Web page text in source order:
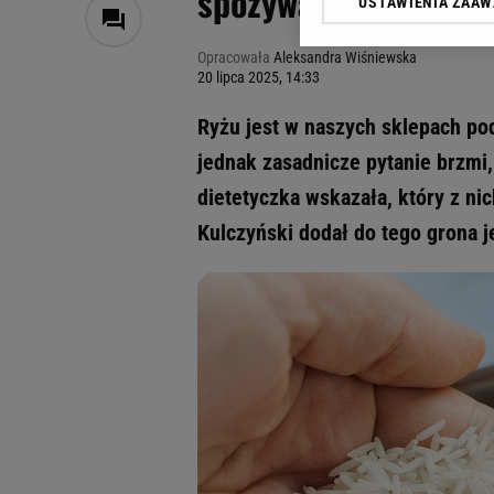
Opracowała Aleksandra Wiśniewska
20 lipca 2025, 14:33
Ryżu jest w naszych sklepach
jednak zasadnicze pytanie
dietetyczka wskazała, który z
Kulczyński dodał do tego grona
Klikając „Akceptuję”
dotyczące plików
My, nasi Zaufani
Użycie dokładnych
Przechowywanie
badnie odbiorców i